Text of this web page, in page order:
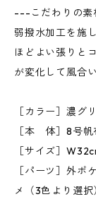
---こだわりの
弱撥水加工を施
ほどよい張りと
が変化して風合
［カラー］濃グ
［本 体］8号帆
［サイズ］
［パーツ］外
メ（3色より選択